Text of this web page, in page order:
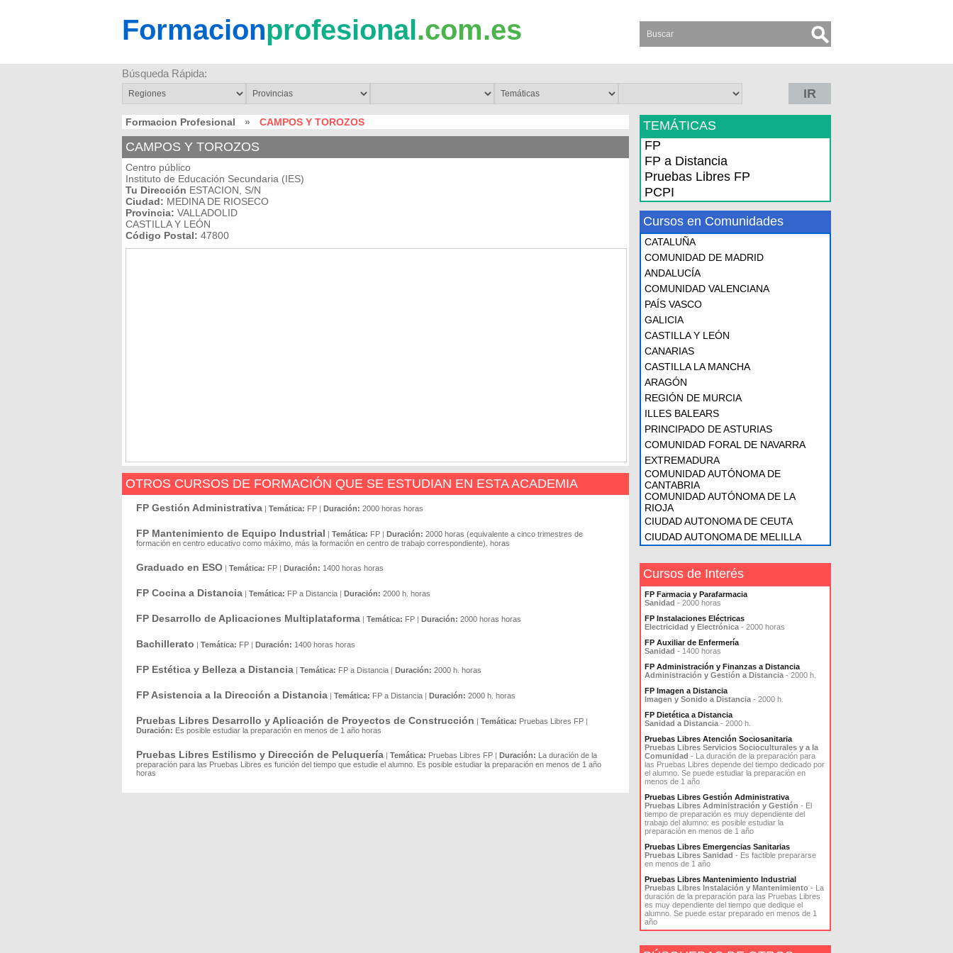
Formacionprofesional.com.es
Búsqueda Rápida:
IR
Formacion Profesional » CAMPOS Y TOROZOS
CAMPOS Y TOROZOS
Centro público
Instituto de Educación Secundaria (IES)
Tu Dirección ESTACION, S/N
Ciudad: MEDINA DE RIOSECO
Provincia: VALLADOLID
CASTILLA Y LEÓN
Código Postal: 47800
OTROS CURSOS DE FORMACIÓN QUE SE ESTUDIAN EN ESTA ACADEMIA
FP Gestión Administrativa | Temática: FP | Duración: 2000 horas horas
FP Mantenimiento de Equipo Industrial | Temática: FP | Duración: 2000 horas (equivalente a cinco trimestres de
formación en centro educativo como máximo, más la formación en centro de trabajo correspondiente). horas
Graduado en ESO | Temática: FP | Duración: 1400 horas horas
FP Cocina a Distancia | Temática: FP a Distancia | Duración: 2000 h. horas
FP Desarrollo de Aplicaciones Multiplataforma | Temática: FP | Duración: 2000 horas horas
Bachillerato | Temática: FP | Duración: 1400 horas horas
FP Estética y Belleza a Distancia | Temática: FP a Distancia | Duración: 2000 h. horas
FP Asistencia a la Dirección a Distancia | Temática: FP a Distancia | Duración: 2000 h. horas
Pruebas Libres Desarrollo y Aplicación de Proyectos de Construcción | Temática: Pruebas Libres FP |
Duración: Es posible estudiar la preparación en menos de 1 año horas
Pruebas Libres Estilismo y Dirección de Peluquería | Temática: Pruebas Libres FP | Duración: La duración de la
preparación para las Pruebas Libres es función del tiempo que estudie el alumno. Es posible estudiar la preparación en menos de 1 año
horas
TEMÁTICAS
FP
FP a Distancia
Pruebas Libres FP
PCPI
Cursos en Comunidades
CATALUÑA
COMUNIDAD DE MADRID
ANDALUCÍA
COMUNIDAD VALENCIANA
PAÍS VASCO
GALICIA
CASTILLA Y LEÓN
CANARIAS
CASTILLA LA MANCHA
ARAGÓN
REGIÓN DE MURCIA
ILLES BALEARS
PRINCIPADO DE ASTURIAS
COMUNIDAD FORAL DE NAVARRA
EXTREMADURA
COMUNIDAD AUTÓNOMA DE
CANTABRIA
COMUNIDAD AUTÓNOMA DE LA
RIOJA
CIUDAD AUTONOMA DE CEUTA
CIUDAD AUTONOMA DE MELILLA
Cursos de Interés
FP Farmacia y Parafarmacia
Sanidad - 2000 horas
FP Instalaciones Eléctricas
Electricidad y Electrónica - 2000 horas
FP Auxiliar de Enfermería
Sanidad - 1400 horas
FP Administración y Finanzas a Distancia
Administración y Gestión a Distancia - 2000 h.
FP Imagen a Distancia
Imagen y Sonido a Distancia - 2000 h.
FP Dietética a Distancia
Sanidad a Distancia - 2000 h.
Pruebas Libres Atención Sociosanitaria
Pruebas Libres Servicios Socioculturales y a la
Comunidad - La duración de la preparación para
las Pruebas Libres depende del tiempo dedicado por
el alumno. Se puede estudiar la preparación en
menos de 1 año
Pruebas Libres Gestión Administrativa
Pruebas Libres Administración y Gestión - El
tiempo de preparación es muy dependiente del
trabajo del alumno: es posible estudiar la
preparación en menos de 1 año
Pruebas Libres Emergencias Sanitarias
Pruebas Libres Sanidad - Es factible prepararse
en menos de 1 año
Pruebas Libres Mantenimiento Industrial
Pruebas Libres Instalación y Mantenimiento - La
duración de la preparación para las Pruebas Libres
es muy dependiente del tiempo que dedique el
alumno. Se puede estar preparado en menos de 1
año